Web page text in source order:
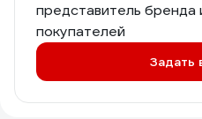
представитель бренда
покупателей
Задать